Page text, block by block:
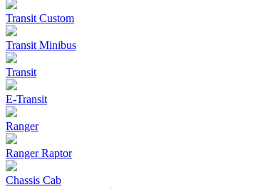
Transit Custom
Transit Minibus
Transit
E-Transit
Ranger
Ranger Raptor
Chassis Cab